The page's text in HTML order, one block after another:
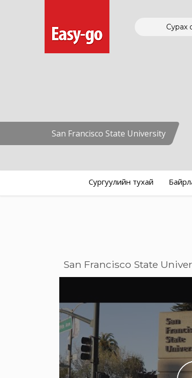
Сурах
San Francisco State University
Сургуулийн тухай
San Francisco State